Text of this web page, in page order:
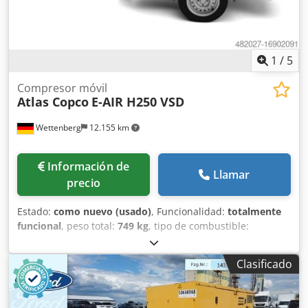
1 / 5
Wettenberg 12.155 km
Compresor móvil
Atlas Copco E-AIR H250 VSD
Información de
precio
Llamar
Estado: como nuevo (usado), Funcionalidad: totalmente
funcional, peso total: 749 kg, tipo de combustible:
2.765 mm
altura total:1.435 mm, potencia:37 kW (50,31 CV), caudal
volumétrico:6,6 m³/h, presión (mín.):5 bar, presión (máx.):
12 bar, temperatura ambiente (máx.):50 °C, nivel de ruido:
61 dB , tipo de refrigeración: agua , Año de fabricación:
Clasificado